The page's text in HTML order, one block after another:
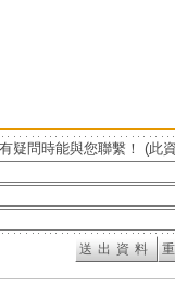
疑問時能與您聯繫！ (此